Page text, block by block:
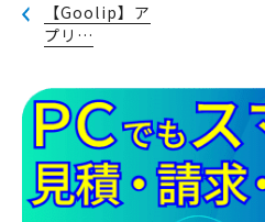
【Goolip】ア
プリ…